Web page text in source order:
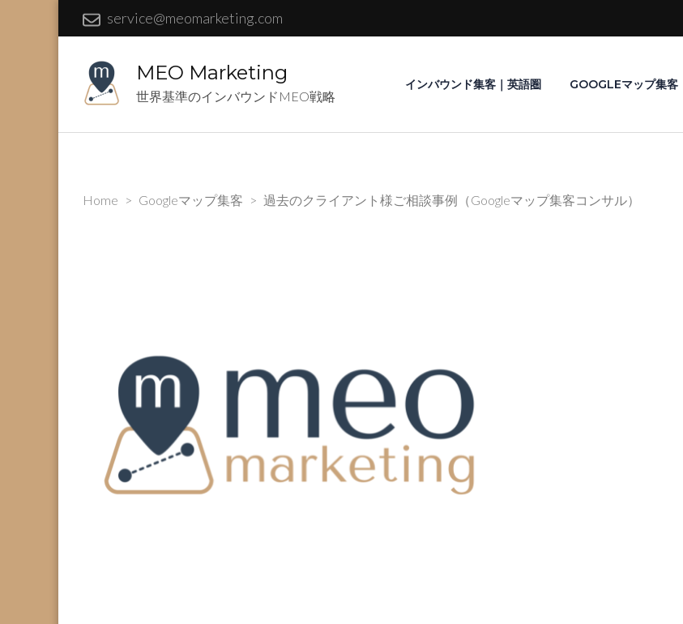
service@meomarketing.com
MEO Marketing
世界基準のインバウンドMEO戦略
インバウンド集客｜英語圏 GOOGLEマップ集客
Home > Googleマップ集客 > 過去のクライアント様ご相談事例（Googleマップ集客コンサル）